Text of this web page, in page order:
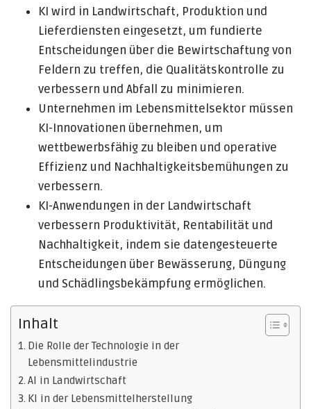
KI wird in Landwirtschaft, Produktion und
Lieferdiensten eingesetzt, um fundierte
Entscheidungen über die Bewirtschaftung von
Feldern zu treffen, die Qualitätskontrolle zu
verbessern und Abfall zu minimieren.
Unternehmen im Lebensmittelsektor müssen
KI-Innovationen übernehmen, um
wettbewerbsfähig zu bleiben und operative
Effizienz und Nachhaltigkeitsbemühungen zu
verbessern.
KI-Anwendungen in der Landwirtschaft
verbessern Produktivität, Rentabilität und
Nachhaltigkeit, indem sie datengesteuerte
Entscheidungen über Bewässerung, Düngung
und Schädlingsbekämpfung ermöglichen.
Inhalt
Die Rolle der Technologie in der
Lebensmittelindustrie
AI in Landwirtschaft
KI in der Lebensmittelherstellung